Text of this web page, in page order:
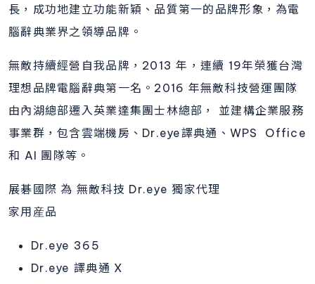
長，成功地建立功能新穎、品質第一的品牌形象，為電
腦辭典業界之領導品牌。
無敵持續經營自我品牌，2013 年，連續 19年榮獲台灣
理想品牌電腦辭典第一名。2016 年無敵科技營運團隊
由內湖總部遷入英業達集團士林總部， 並建構企業服務
事業群，包含雲端機房、Dr.eye譯典通、WPS Office
和 AI 團隊等。
展碁國際 為 無敵科技 Dr.eye 獨家代理
家用産品
Dr.eye 365
Dr.eye 譯典通 X